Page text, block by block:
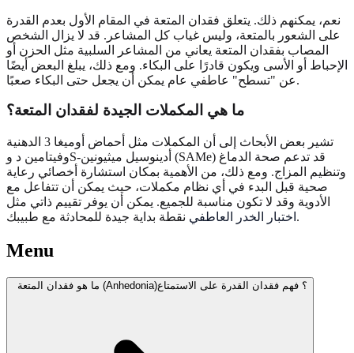
نعم، يمكنهم ذلك. يتعلق فقدان المتعة في المقام الأول بعدم القدرة
على الشعور بالمتعة، وليس غياب كل المشاعر. قد لا يزال الشخص
المصاب بفقدان المتعة يعاني من المشاعر السلبية مثل الحزن أو
الإحباط أو الأسى ويكون قادرًا على البكاء. ومع ذلك، يبلغ البعض أيضًا
عن "تسطح" عاطفي عام يمكن أن يجعل حتى البكاء صعبًا.
ما هي المكملات الجيدة لفقدان المتعة؟
تشير بعض الأبحاث إلى أن المكملات مثل أحماض أوميغا 3 الدهنية
وفيتامين د وS-أدينوسيل ميثيونين (SAMe) قد تدعم صحة الدماغ
وتنظيم المزاج. ومع ذلك، من الأهمية بمكان استشارة أخصائي رعاية
صحية قبل البدء في أي نظام مكملات، حيث يمكن أن تتفاعل مع
الأدوية وقد لا تكون مناسبة للجميع. يمكن أن يوفر تقييم ذاتي مثل
اختبار الخدر العاطفي نقطة بداية جيدة للمحادثة مع طبيبك.
Menu
ما هو فقدان المتعة (Anhedonia)؟ فهم فقدان القدرة على الاستمتاع